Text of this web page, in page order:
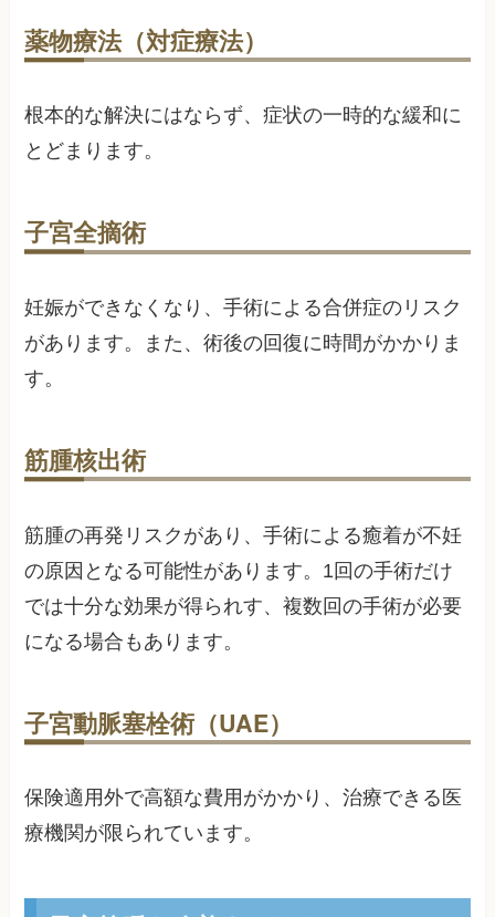
薬物療法（対症療法）
根本的な解決にはならず、症状の一時的な緩和に
とどまります。
子宮全摘術
妊娠ができなくなり、手術による合併症のリスク
があります。また、術後の回復に時間がかかりま
す。
筋腫核出術
筋腫の再発リスクがあり、手術による癒着が不妊
の原因となる可能性があります。1回の手術だけ
では十分な効果が得られす、複数回の手術が必要
になる場合もあります。
子宮動脈塞栓術（UAE）
保険適用外で高額な費用がかかり、治療できる医
療機関が限られています。